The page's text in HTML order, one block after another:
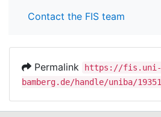
Contact the FIS team
Permalink
https://fis.uni-
bamberg.de/handle/uniba/19351